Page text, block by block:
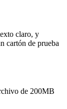
claro, y
cartón de prueba
de 200MB